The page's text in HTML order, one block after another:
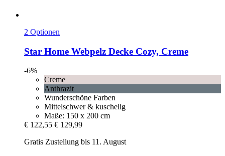
2 Optionen
Star Home Webpelz Decke Cozy, Creme
-6%
Creme
Anthrazit
Wunderschöne Farben
Mittelschwer & kuschelig
Maße: 150 x 200 cm
€ 122,55 € 129,99
Gratis Zustellung bis 11. August